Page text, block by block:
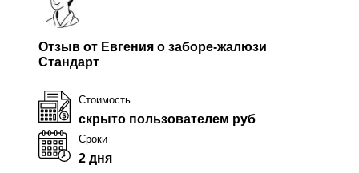
Отзыв от Евгения о заборе-жалюзи
Стандарт
Стоимость
скрыто пользователем руб
Сроки
2 дня